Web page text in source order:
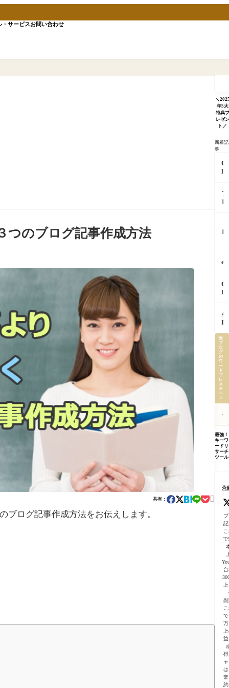
・サービスお問い合わせ
つのブログ記事作成方法
共有：

ブログ記事作成方法をお伝えします。
検
索
＼
年5大
特典プ
レゼン
ト／
新着記
事
C
l
d
e
分
で
ッ
て
か
返
す
っ
て
知
っ
て
ま
し
た
公
式
明
か
し
証
ル
心
者
向
け
に
解
説
ブ
ロ
の
業
を
に
覚
え
さ
せ
た
ら
記
事
作
成
か
ら
画
像
下
書
き
気
進
む
よ
う
に
な
っ
た
話
ロ
「
テ
キ
「
ー
ス
「
ー
プ
っ
て
何
A
I
く
伝
わ
る
の
方
心
者
向
公
式
ガ
イ
ド
解
説
付
e
n
i
p
a
k」
完
全
解
説
特
徴
育
て
で
【
内
提
案
プ
レ
ー
ト
C
l
d
e
i
n
C
h
r
o
m
e
を
全
に
使
う
た
め
ガ
ド
｜
プ
ラ
グ
イ
ン
活
用
の
注
意
点
A
I
さ
い
し
ょ
に
や
る
べ
き
１
つ
の
こ
当
ブ
ロ
グ
の
ワ
ー
ド
プ
レ
ス
テ
ー
マ
最強！
キーワ
ードリ
サーチ
ツール
斉
で